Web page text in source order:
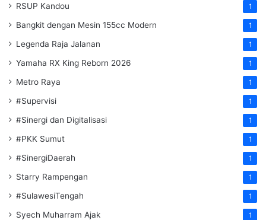
RSUP Kandou 1
Bangkit dengan Mesin 155cc Modern 1
Legenda Raja Jalanan 1
Yamaha RX King Reborn 2026 1
Metro Raya 1
#Supervisi 1
#Sinergi dan Digitalisasi 1
#PKK Sumut 1
#SinergiDaerah 1
Starry Rampengan 1
#SulawesiTengah 1
Syech Muharram Ajak 1